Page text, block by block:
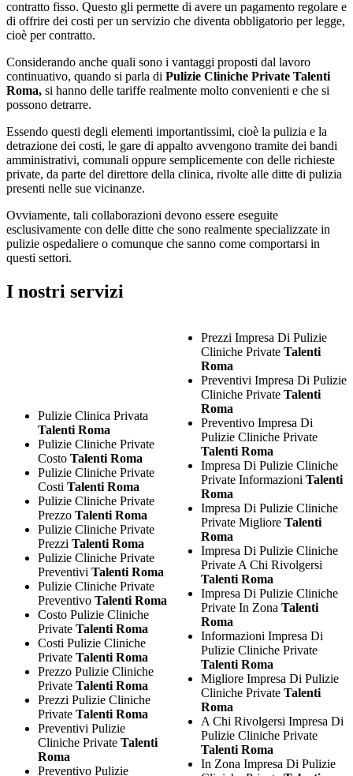
contratto fisso. Questo gli permette di avere un pagamento regolare e
di offrire dei costi per un servizio che diventa obbligatorio per legge,
cioè per contratto.
Considerando anche quali sono i vantaggi proposti dal lavoro
continuativo, quando si parla di Pulizie Cliniche Private Talenti
Roma, si hanno delle tariffe realmente molto convenienti e che si
possono detrarre.
Essendo questi degli elementi importantissimi, cioè la pulizia e la
detrazione dei costi, le gare di appalto avvengono tramite dei bandi
amministrativi, comunali oppure semplicemente con delle richieste
private, da parte del direttore della clinica, rivolte alle ditte di pulizia
presenti nelle sue vicinanze.
Ovviamente, tali collaborazioni devono essere eseguite
esclusivamente con delle ditte che sono realmente specializzate in
pulizie ospedaliere o comunque che sanno come comportarsi in
questi settori.
I nostri servizi
Pulizie Clinica Privata
Talenti Roma
Pulizie Cliniche Private
Costo Talenti Roma
Pulizie Cliniche Private
Costi Talenti Roma
Pulizie Cliniche Private
Prezzo Talenti Roma
Pulizie Cliniche Private
Prezzi Talenti Roma
Pulizie Cliniche Private
Preventivi Talenti Roma
Pulizie Cliniche Private
Preventivo Talenti Roma
Costo Pulizie Cliniche
Private Talenti Roma
Costi Pulizie Cliniche
Private Talenti Roma
Prezzo Pulizie Cliniche
Private Talenti Roma
Prezzi Pulizie Cliniche
Private Talenti Roma
Preventivi Pulizie
Cliniche Private Talenti
Roma
Preventivo Pulizie
Prezzi Impresa Di Pulizie
Cliniche Private Talenti
Roma
Preventivi Impresa Di Pulizie
Cliniche Private Talenti
Roma
Preventivo Impresa Di
Pulizie Cliniche Private
Talenti Roma
Impresa Di Pulizie Cliniche
Private Informazioni Talenti
Roma
Impresa Di Pulizie Cliniche
Private Migliore Talenti
Roma
Impresa Di Pulizie Cliniche
Private A Chi Rivolgersi
Talenti Roma
Impresa Di Pulizie Cliniche
Private In Zona Talenti
Roma
Informazioni Impresa Di
Pulizie Cliniche Private
Talenti Roma
Migliore Impresa Di Pulizie
Cliniche Private Talenti
Roma
A Chi Rivolgersi Impresa Di
Pulizie Cliniche Private
Talenti Roma
In Zona Impresa Di Pulizie